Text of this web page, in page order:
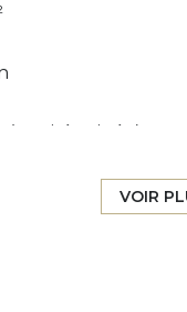
(semi-équipée)
VOIR